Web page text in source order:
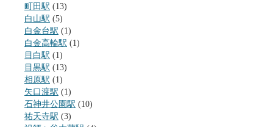
町田駅 (13)
白山駅 (5)
白金台駅 (1)
白金高輪駅 (1)
目白駅 (1)
目黒駅 (13)
相原駅 (1)
矢口渡駅 (1)
石神井公園駅 (10)
祐天寺駅 (3)